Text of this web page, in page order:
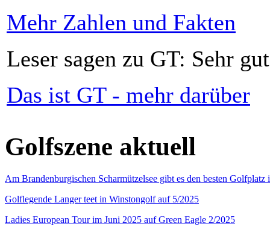
Mehr Zahlen und Fakten
Leser sagen zu GT: Sehr
Das ist GT - mehr darüber
Golfszene aktuell
Am Brandenburgischen Scharmützelsee gibt es den besten
Golflegende Langer teet in Winstongolf auf 5/2025
Ladies European Tour im Juni 2025 auf Green Eagle 2/2025